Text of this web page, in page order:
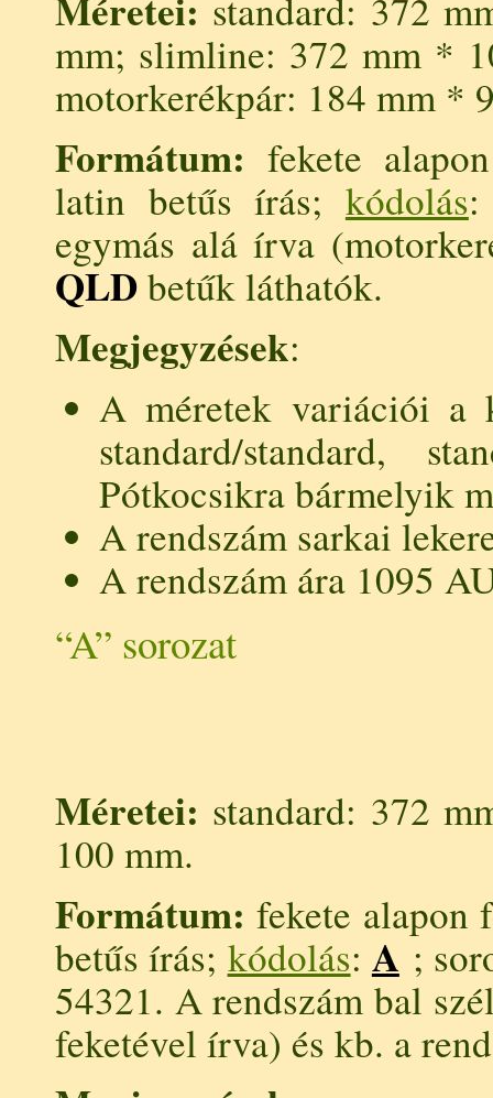
mm; slimline: 372 mm *
motorkerékpár: 184 mm *
Formátum: fekete
latin betűs írás; kódolás
egymás alá írva
QLDbetűk láthatók.
Megjegyzések:
A méretek variációi a
standard/standard,
Pótkocsikra bármelyik
A rendszám sarkai
A rendszám ára 1095
“A” sorozat
Méretei: standard: 372
100 mm.
Formátum: fekete alapon
betűs írás; kódolás: A ;
54321. A rendszám bal
feketével írva) és kb. a